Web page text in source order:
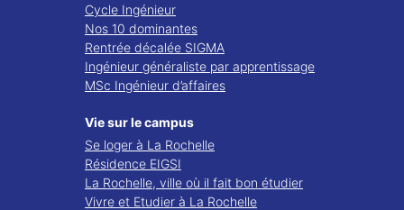
Cycle Ingénieur
Nos 10 dominantes
Rentrée décalée SIGMA
Ingénieur généraliste par apprentissage
MSc Ingénieur d’affaires
Vie sur le campus
Se loger à La Rochelle
Résidence EIGSI
La Rochelle, ville où il fait bon étudier
Vivre et Etudier à La Rochelle